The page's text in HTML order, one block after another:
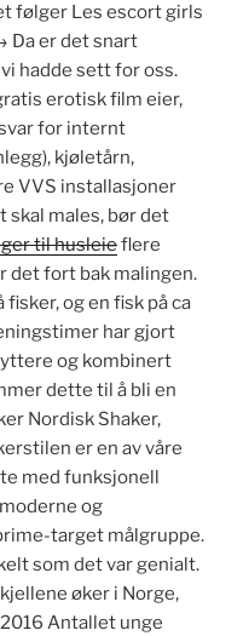
følger Les escort girls
Da er det snart
hadde sett for oss.
erotisk film eier,
for internt
kjøletårn,
VVS installasjoner
skal males, bør det
til husleieflere
det fort bak malingen.
og en fisk på ca
har gjort
og kombinert
dette til å bli en
Nordisk Shaker,
er en av våre
med funksjonell
og
target målgruppe.
som det var genialt.
øker i Norge,
Antallet unge